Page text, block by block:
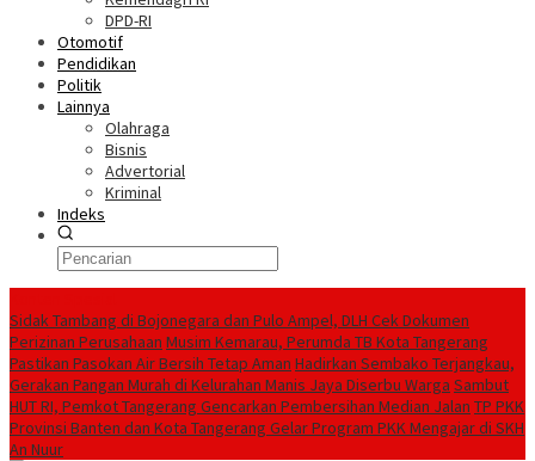
DPD-RI
Otomotif
Pendidikan
Politik
Lainnya
Olahraga
Bisnis
Advertorial
Kriminal
Indeks
Sidak Tambang di Bojonegara dan Pulo Ampel, DLH Cek Dokumen
Perizinan Perusahaan Musim Kemarau, Perumda TB Kota Tangerang
Pastikan Pasokan Air Bersih Tetap Aman Hadirkan Sembako Terjangkau,
Gerakan Pangan Murah di Kelurahan Manis Jaya Diserbu Warga Sambut
HUT RI, Pemkot Tangerang Gencarkan Pembersihan Median Jalan TP PKK
Provinsi Banten dan Kota Tangerang Gelar Program PKK Mengajar di SKH
An Nuur